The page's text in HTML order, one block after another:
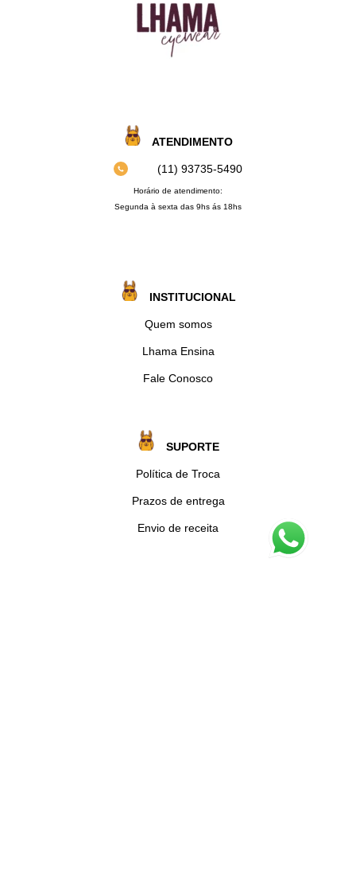
ATENDIMENTO
(11) 93735‑5490‬
Horário de atendimento:
Segunda à sexta das 9hs ás 18hs
INSTITUCIONAL
Quem somos
Lhama Ensina
Fale Conosco
SUPORTE
Política de Troca
Prazos de entrega
Envio de receita